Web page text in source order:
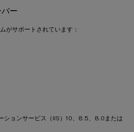
ー
がサポートされています：
ションサービス（IIS）10、8.5、8.0または